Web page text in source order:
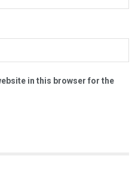
in this browser for the